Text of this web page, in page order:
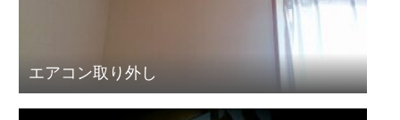
エアコン取り外し